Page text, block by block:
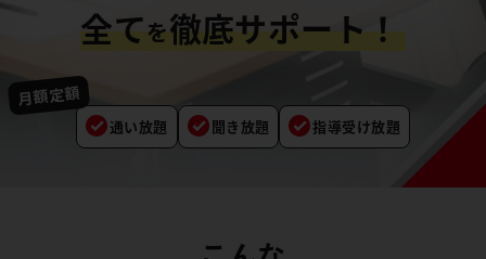
全てを徹底サポート！
月額定額
通い放題 聞き放題 指導受け放題